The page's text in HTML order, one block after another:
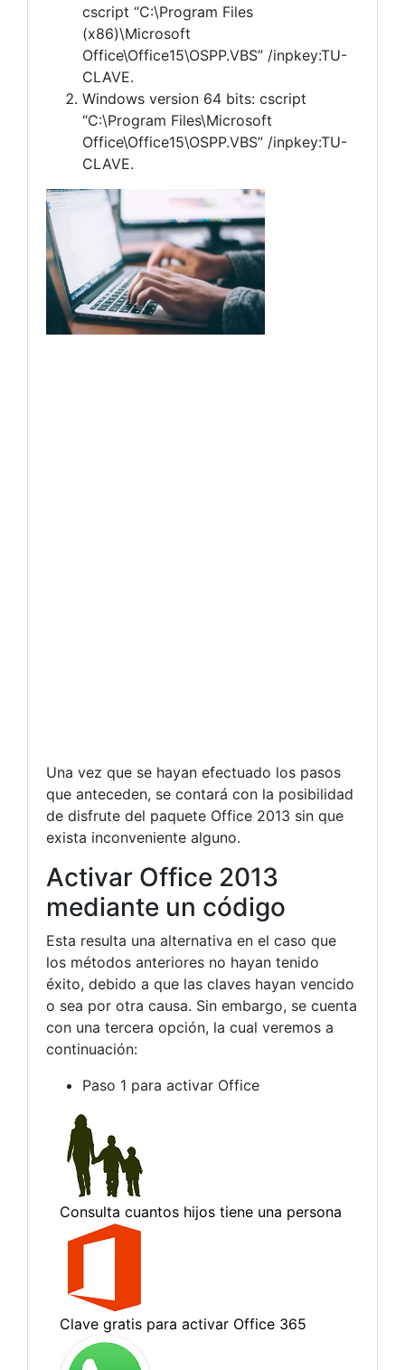
cscript “C:\Program Files
(x86)\Microsoft
Office\Office15\OSPP.VBS” /inpkey:TU-
CLAVE.
Windows version 64 bits: cscript
“C:\Program Files\Microsoft
Office\Office15\OSPP.VBS” /inpkey:TU-
CLAVE.
Una vez que se hayan efectuado los pasos
que anteceden, se contará con la posibilidad
de disfrute del paquete Office 2013 sin que
exista inconveniente alguno.
Activar Office 2013
mediante un código
Esta resulta una alternativa en el caso que
los métodos anteriores no hayan tenido
éxito, debido a que las claves hayan vencido
o sea por otra causa. Sin embargo, se cuenta
con una tercera opción, la cual veremos a
continuación:
Paso 1 para activar Office